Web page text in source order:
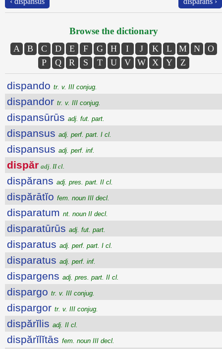
Browse the dictionary
A B C D E F G H I J K L M N
O
P
Q R S T U V W X Y Z
dispando tr. v. III conjug.
dispandor tr. v. III conjug.
dispansūrūs adj. fut. part.
dispansus adj. perf. part. I cl.
dispansus adj. perf. inf.
dispăr adj. II cl.
dispărans adj. pres. part. II cl.
dispărātĭo fem. noun III decl.
disparatum nt. noun II decl.
disparatūrūs adj. fut. part.
disparatus adj. perf. part. I cl.
disparatus adj. perf. inf.
dispargens adj. pres. part. II cl.
dispargo tr. v. III conjug.
dispargor tr. v. III conjug.
dispărĭlis adj. II cl.
dispărĭlĭtās fem. noun III decl.